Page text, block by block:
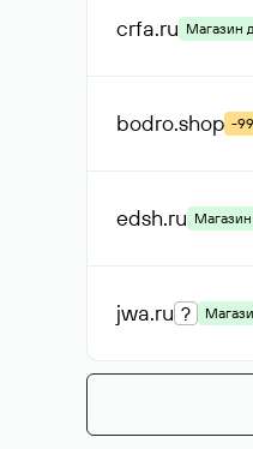
crfa.ru Магазин
bodro.shop -
edsh.ru
jwa.ru ?